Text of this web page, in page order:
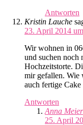
Antworten
Kristin Lauche
23. April 2014
Wir wohnen in
und suchen noch
Hochzeitstorte.
mir gefallen. Wie
auch fertige
Antworten
Anna Meier
25. April